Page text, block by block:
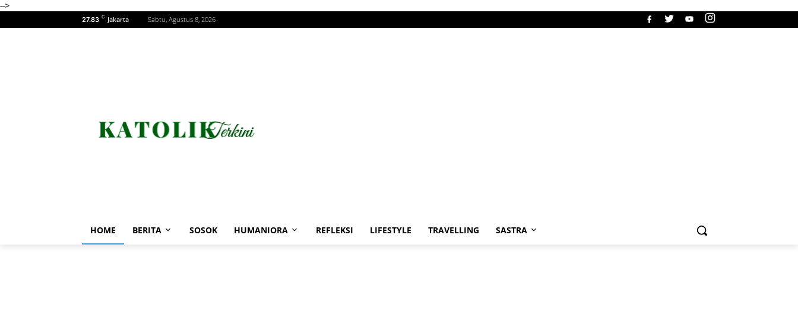
-->
27.83 C Jakarta Sabtu, Agustus 8, 2026
HOME BERITA SOSOK HUMANIORA REFLEKSI LIFESTYLE TRAVELLING SASTRA